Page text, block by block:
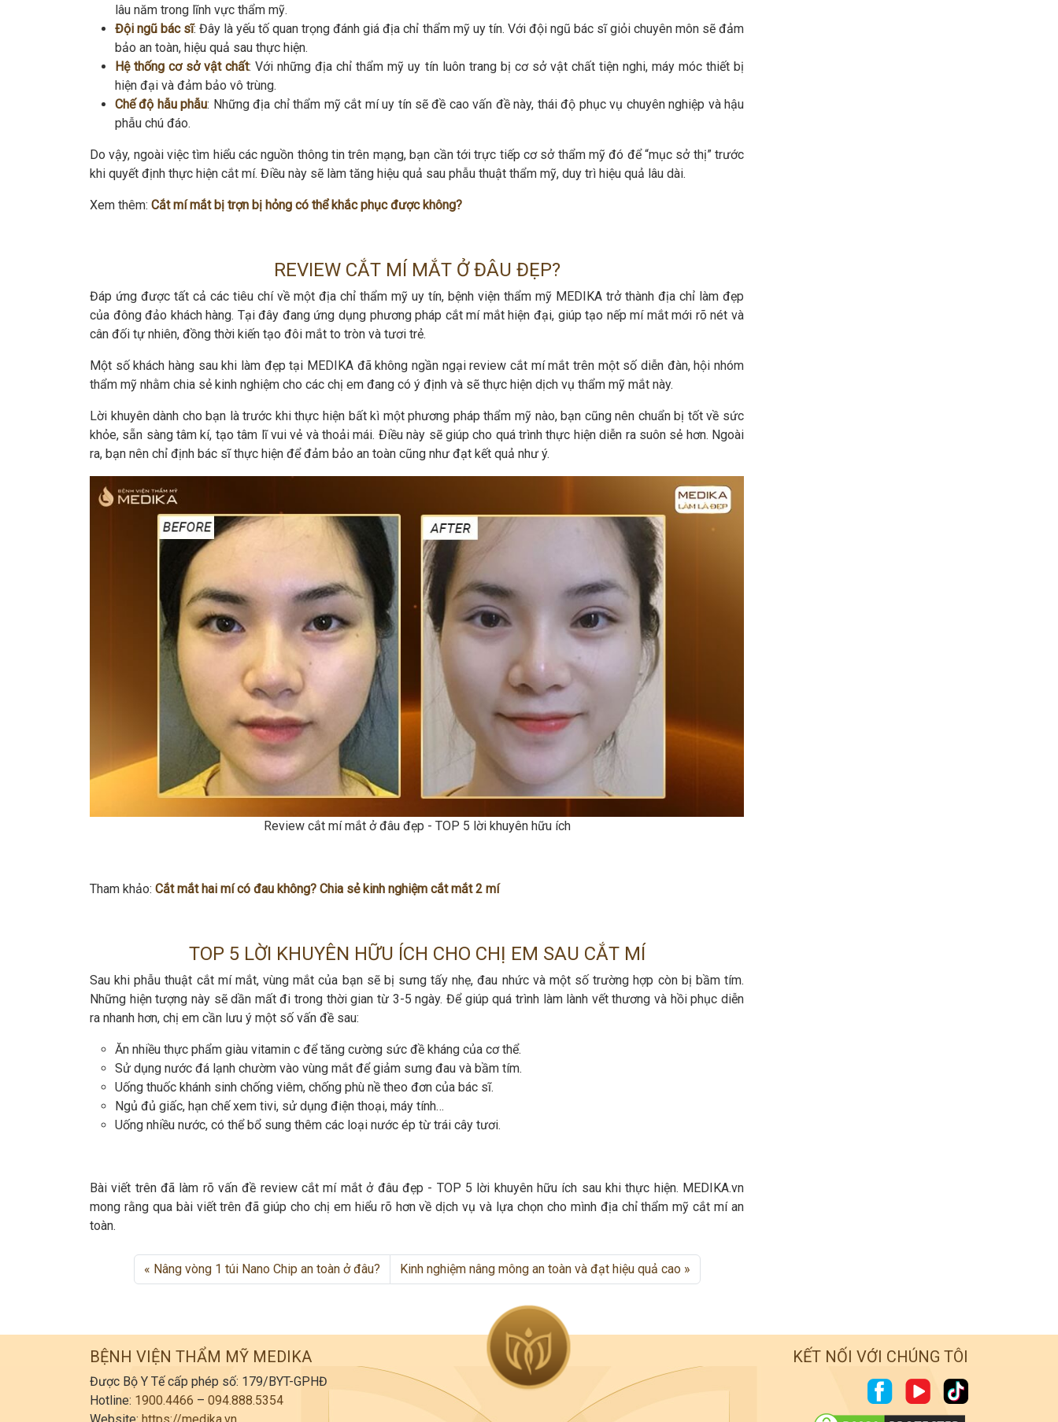
lâu năm trong lĩnh vực thẩm mỹ.
Đội ngũ bác sĩ: Đây là yếu tố quan trọng đánh giá địa chỉ thẩm mỹ uy tín. Với đội ngũ bác sĩ giỏi chuyên môn sẽ đảm
bảo an toàn, hiệu quả sau thực hiện.
Hệ thống cơ sở vật chất: Với những địa chỉ thẩm mỹ uy tín luôn trang bị cơ sở vật chất tiện nghi, máy móc thiết bị
hiện đại và đảm bảo vô trùng.
Chế độ hẫu phẫu: Những địa chỉ thẩm mỹ cắt mí uy tín sẽ đề cao vấn đề này, thái độ phục vụ chuyên nghiệp và hậu
phẫu chú đáo.
Do vậy, ngoài việc tìm hiểu các nguồn thông tin trên mạng, bạn cần tới trực tiếp cơ sở thẩm mỹ đó để “mục sở thị” trước
khi quyết định thực hiện cắt mí. Điều này sẽ làm tăng hiệu quả sau phẫu thuật thẩm mỹ, duy trì hiệu quả lâu dài.
Xem thêm: Cắt mí mắt bị trợn bị hỏng có thể khắc phục được không?
REVIEW CẮT MÍ MẮT Ở ĐÂU ĐẸP?
Đáp ứng được tất cả các tiêu chí về một địa chỉ thẩm mỹ uy tín, bệnh viện thẩm mỹ MEDIKA trở thành địa chỉ làm đẹp
của đông đảo khách hàng. Tại đây đang ứng dụng phương pháp cắt mí mắt hiện đại, giúp tạo nếp mí mắt mới rõ nét và
cân đối tự nhiên, đồng thời kiến tạo đôi mắt to tròn và tươi trẻ.
Một số khách hàng sau khi làm đẹp tại MEDIKA đã không ngần ngại review cắt mí mắt trên một số diễn đàn, hội nhóm
thẩm mỹ nhằm chia sẻ kinh nghiệm cho các chị em đang có ý định và sẽ thực hiện dịch vụ thẩm mỹ mắt này.
Lời khuyên dành cho bạn là trước khi thực hiện bất kì một phương pháp thẩm mỹ nào, bạn cũng nên chuẩn bị tốt về sức
khỏe, sẵn sàng tâm kí, tạo tâm lĩ vui vẻ và thoải mái. Điều này sẽ giúp cho quá trình thực hiện diễn ra suôn sẻ hơn. Ngoài
ra, bạn nên chỉ định bác sĩ thực hiện để đảm bảo an toàn cũng như đạt kết quả như ý.
Review cắt mí mắt ở đâu đẹp - TOP 5 lời khuyên hữu ích
Tham khảo: Cắt mắt hai mí có đau không? Chia sẻ kinh nghiệm cắt mắt 2 mí
TOP 5 LỜI KHUYÊN HỮU ÍCH CHO CHỊ EM SAU CẮT MÍ
Sau khi phẫu thuật cắt mí mắt, vùng mắt của bạn sẽ bị sưng tấy nhẹ, đau nhức và một số trường hợp còn bị bầm tím.
Những hiện tượng này sẽ dần mất đi trong thời gian từ 3-5 ngày. Để giúp quá trình làm lành vết thương và hồi phục diễn
ra nhanh hơn, chị em cần lưu ý một số vấn đề sau:
Ăn nhiều thực phẩm giàu vitamin c để tăng cường sức đề kháng của cơ thể.
Sử dụng nước đá lạnh chườm vào vùng mắt để giảm sưng đau và bầm tím.
Uống thuốc khánh sinh chống viêm, chống phù nề theo đơn của bác sĩ.
Ngủ đủ giấc, hạn chế xem tivi, sử dụng điện thoại, máy tính…
Uống nhiều nước, có thể bổ sung thêm các loại nước ép từ trái cây tươi.
Bài viết trên đã làm rõ vấn đề review cắt mí mắt ở đâu đẹp - TOP 5 lời khuyên hữu ích sau khi thực hiện. MEDIKA.vn
mong rằng qua bài viết trên đã giúp cho chị em hiểu rõ hơn về dịch vụ và lựa chọn cho mình địa chỉ thẩm mỹ cắt mí an
toàn.
Nâng vòng 1 túi Nano Chip an toàn ở đâu? Kinh nghiệm nâng mông an toàn và đạt hiệu quả cao
BỆNH VIỆN THẨM MỸ MEDIKA
Được Bộ Y Tế cấp phép số: 179/BYT-GPHĐ
Hotline: 1900.4466 – 094.888.5354
KẾT NỐI VỚI CHÚNG TÔI